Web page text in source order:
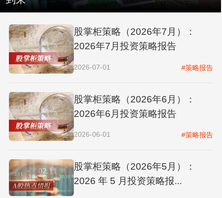
股掌柜策略（2026年7月）：
2026年7月投资策略报告
2026-07-01 #策略报告
股掌柜策略（2026年6月）：
2026年6月投资策略报告
2026-06-01 #策略报告
股掌柜策略（2026年5月）：
2026 年 5 月投资策略报...